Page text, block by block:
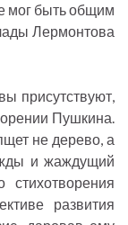
мог быть общим
Лермонтова
присутствуют,
Пушкина.
не дерево, а
и жаждущий
развития